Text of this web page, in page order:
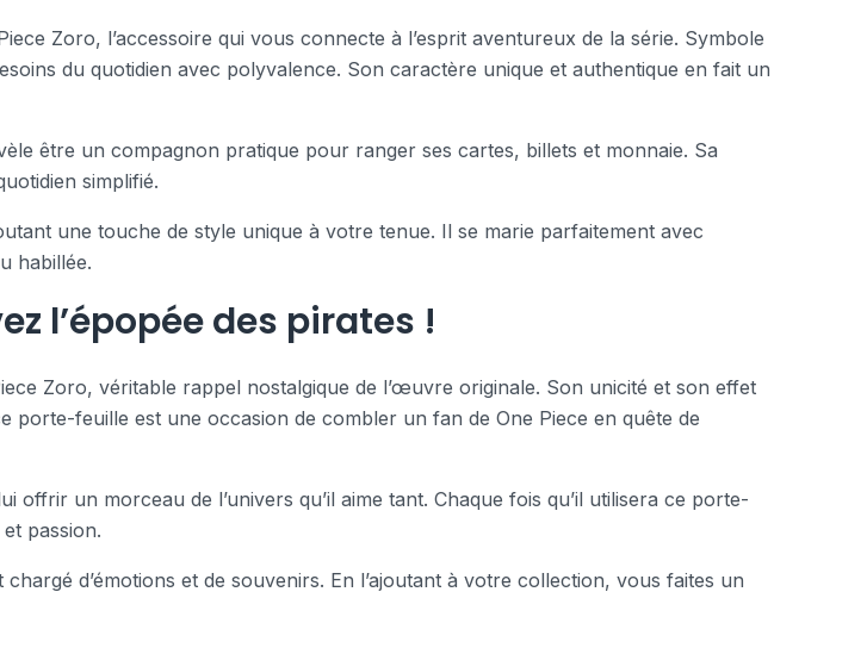
Zoro, l’accessoire qui vous connecte à l’esprit aventureux de la série. Symbole
du quotidien avec polyvalence. Son caractère unique et authentique en fait un
être un compagnon pratique pour ranger ses cartes, billets et monnaie. Sa
simplifié.
une touche de style unique à votre tenue. Il se marie parfaitement avec
habillée.
l’épopée des pirates !
Zoro, véritable rappel nostalgique de l’œuvre originale. Son unicité et son effet
feuille est une occasion de combler un fan de One Piece en quête de
un morceau de l’univers qu’il aime tant. Chaque fois qu’il utilisera ce porte-
passion.
d’émotions et de souvenirs. En l’ajoutant à votre collection, vous faites un